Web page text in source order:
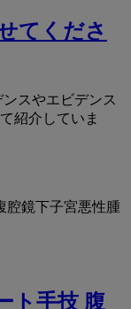
てくださ
スやエビデンス
紹介していま
ト手技 腹